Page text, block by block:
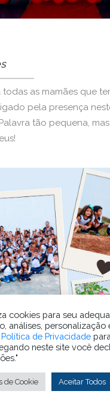
todas as mamães que
pela presença
tão pequena,
cookies para seu
análises, personalização
Política de Privacidade
neste site você
de Cookie Aceitar Todos